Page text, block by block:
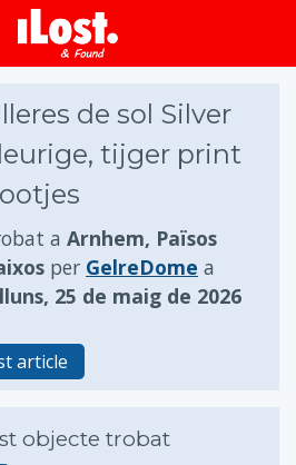
principal
de sol Silver
tijger print
a Arnhem, Països
per GelreDome a
25 de maig de 2026
article
objecte trobat